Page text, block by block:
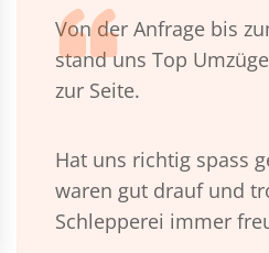
Von der Anfrage bis
stand uns Top
zur Seite.
Hat uns richtig spass
waren gut drauf und
Schlepperei immer